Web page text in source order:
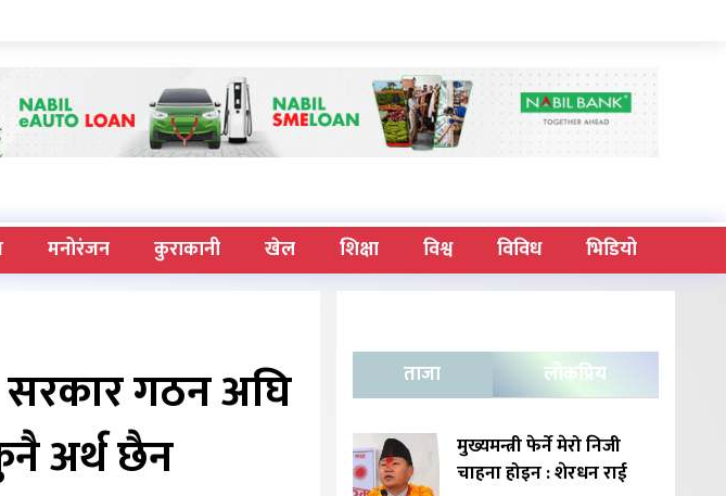
मनोरंजन कुराकानी खेल शिक्षा विश्व विविध भिडियो
सरकार गठन अघि
अर्थ छैन
ताजा लोकप्रिय
मुख्यमन्त्री फेर्ने मेरो निजी
चाहना होइन : शेरधन राई